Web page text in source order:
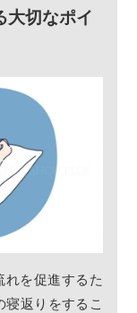
大切なポイ
れを促進するた
返りをするこ